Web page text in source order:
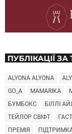
ПУБЛІКАЦІЇ
ALYONA ALYONA
GO_A
MAMARIKA
БУМБОКС
БІЛЛІ
ТЕЙЛОР СВІФТ
ПРЕМІЯ